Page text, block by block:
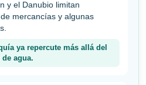
y el Danubio limitan
mercancías y algunas
ya repercute más allá del
agua.